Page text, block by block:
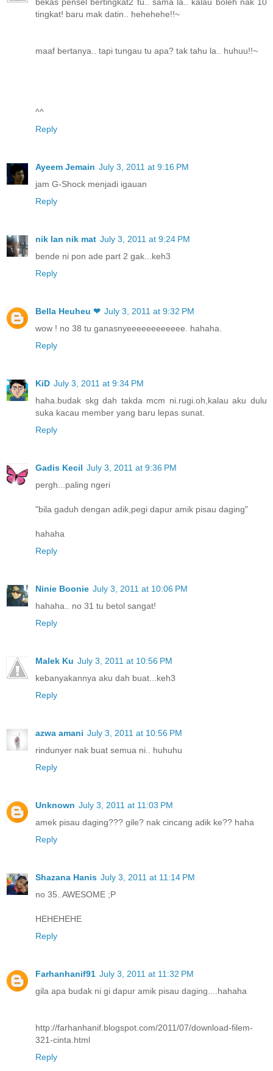
tingkat! baru mak datin.. hehehehe!!~
maaf bertanya.. tapi tungau tu apa? tak tahu la.. huhuu!!~
^^
Reply
Ayeem Jemain July 3, 2011 at 9:16 PM
jam G-Shock menjadi igauan
Reply
nik lan nik mat July 3, 2011 at 9:24 PM
bende ni pon ade part 2 gak...keh3
Reply
Bella Heuheu ❤ July 3, 2011 at 9:32 PM
wow ! no 38 tu ganasnyeeeeeeeeeeee. hahaha.
Reply
KiD July 3, 2011 at 9:34 PM
haha.budak skg dah takda mcm ni.rugi.oh,kalau aku dulu
suka kacau member yang baru lepas sunat.
Reply
Gadis Kecil July 3, 2011 at 9:36 PM
pergh...paling ngeri
"bila gaduh dengan adik,pegi dapur amik pisau daging"
hahaha
Reply
Ninie Boonie July 3, 2011 at 10:06 PM
hahaha.. no 31 tu betol sangat!
Reply
Malek Ku July 3, 2011 at 10:56 PM
kebanyakannya aku dah buat...keh3
Reply
azwa amani July 3, 2011 at 10:56 PM
rindunyer nak buat semua ni.. huhuhu
Reply
Unknown July 3, 2011 at 11:03 PM
amek pisau daging??? gile? nak cincang adik ke?? haha
Reply
Shazana Hanis July 3, 2011 at 11:14 PM
no 35..AWESOME ;P
HEHEHEHE
Reply
Farhanhanif91 July 3, 2011 at 11:32 PM
gila apa budak ni gi dapur amik pisau daging....hahaha
http://farhanhanif.blogspot.com/2011/07/download-filem-
321-cinta.html
Reply